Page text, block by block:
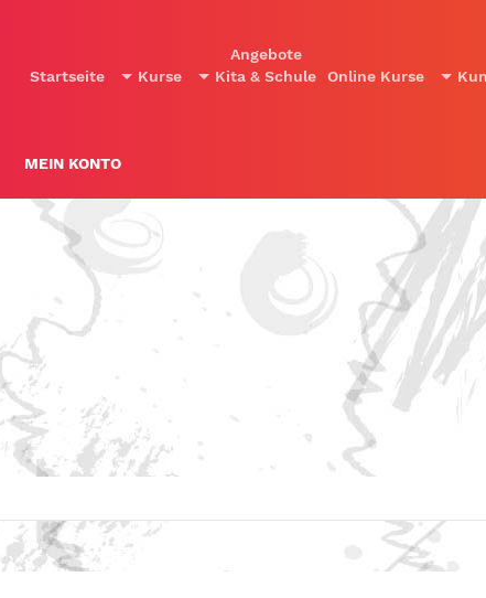
Startseite Kurse
Angebote
Kita & Schule Online Kurse
MEIN KONTO